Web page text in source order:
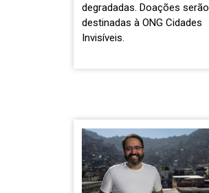
degradadas. Doações serão
destinadas à ONG Cidades
Invisíveis.